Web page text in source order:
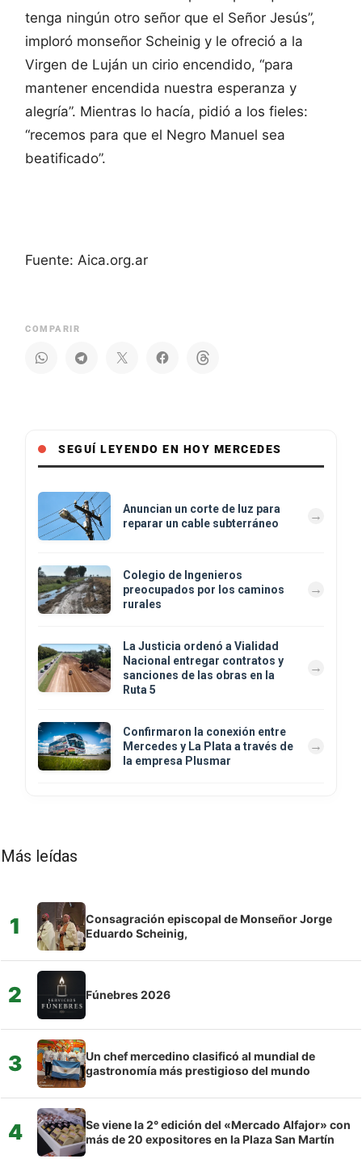
tenga ningún otro señor que el Señor Jesús”,
imploró monseñor Scheinig y le ofreció a la
Virgen de Luján un cirio encendido, “para
mantener encendida nuestra esperanza y
alegría”. Mientras lo hacía, pidió a los fieles:
“recemos para que el Negro Manuel sea
beatificado”.
Fuente: Aica.org.ar
COMPARIR
SEGUÍ LEYENDO EN HOY MERCEDES
Anuncian un corte de luz para
reparar un cable subterráneo
Colegio de Ingenieros
preocupados por los caminos
rurales
La Justicia ordenó a Vialidad
Nacional entregar contratos y
sanciones de las obras en la
Ruta 5
Confirmaron la conexión entre
Mercedes y La Plata a través de
la empresa Plusmar
Más leídas
1
Consagración episcopal de Monseñor Jorge
Eduardo Scheinig,
2 Fúnebres 2026
3
Un chef mercedino clasificó al mundial de
gastronomía más prestigioso del mundo
4
Se viene la 2° edición del «Mercado Alfajor» con
más de 20 expositores en la Plaza San Martín